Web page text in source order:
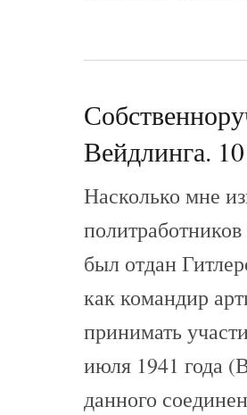
Вейдлинга.
Насколько мне
был отдан
как командир
принимать
июля 1941 года
данного